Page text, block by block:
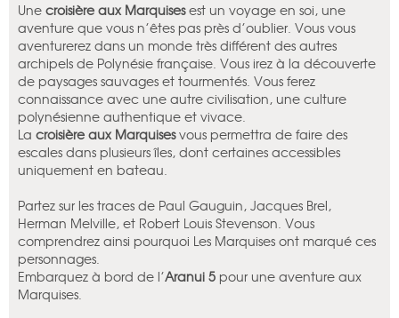
Une croisière aux Marquisesest un voyage en soi, une
aventure que vous n’êtes pas près d’oublier. Vous vous
aventurerez dans un monde très différent des autres
archipels de Polynésie française. Vous irez à la découverte
de paysages sauvages et tourmentés. Vous ferez
connaissance avec une autre civilisation, une culture
polynésienne authentique et vivace.
La croisière aux Marquisesvous permettra de faire des
escales dans plusieurs îles, dont certaines accessibles
uniquement en bateau.
Partez sur les traces de Paul Gauguin, Jacques Brel,
Herman Melville, et Robert Louis Stevenson. Vous
comprendrez ainsi pourquoi Les Marquises ont marqué ces
personnages.
Embarquez à bord de l’Aranui 5 pour une aventure aux
Marquises.